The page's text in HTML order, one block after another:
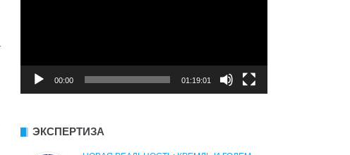
00:00 01:19:01
ЭКСПЕРТИЗА